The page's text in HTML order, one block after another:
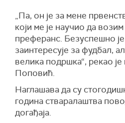
„Па, он је за мене
који ме је научио да
преферанс. Безуспешно
заинтересује за фудбал,
велика подршка“, рекао
Поповић.
Наглашава да су
година стваралаштва
догађаја.